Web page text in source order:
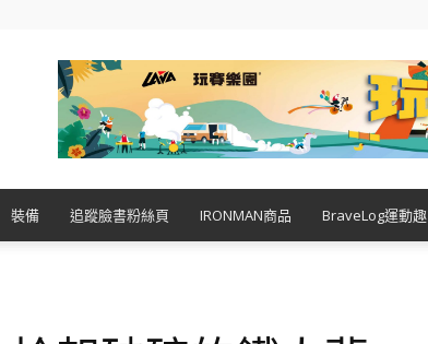
裝備 追蹤臉書粉絲頁 IRONMAN商品 BraveLog運動趣